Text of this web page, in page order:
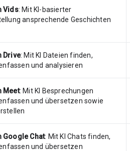
Vids: Mit KI-basierter
ansprechende Geschichten
Drive: Mit KI Dateien finden,
und analysieren
Meet: Mit KI Besprechungen
und übersetzen sowie
Google Chat: Mit KI Chats finden,
und übersetzen